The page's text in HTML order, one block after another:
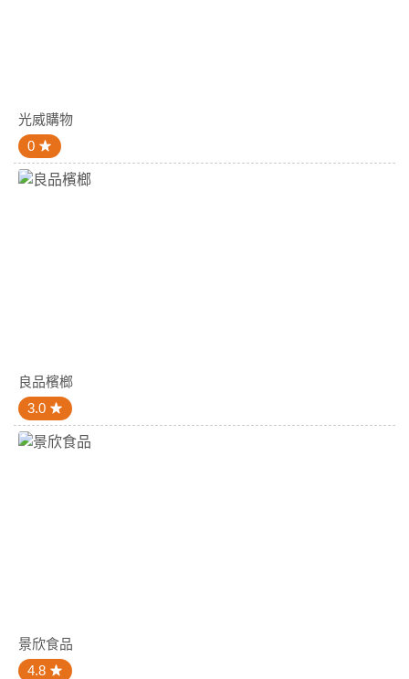
光威購物
0
良品檳榔
3.0
景欣食品
4.8